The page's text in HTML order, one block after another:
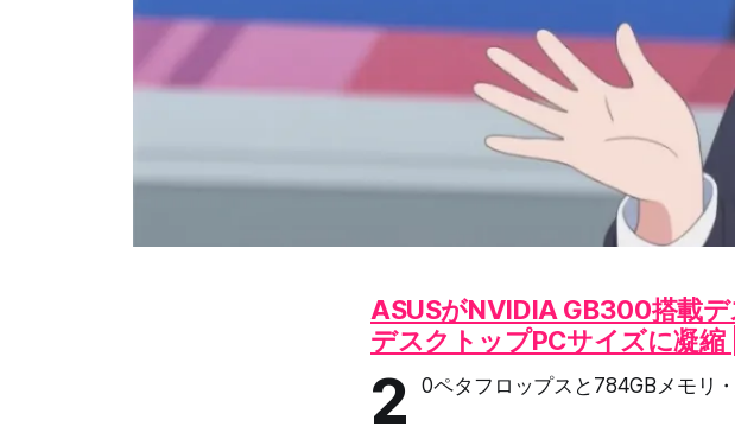
ASUSがNVIDIA GB300搭載
デスクトップPCサイズに凝
2 0ペタフロップスと784GBメモリ・